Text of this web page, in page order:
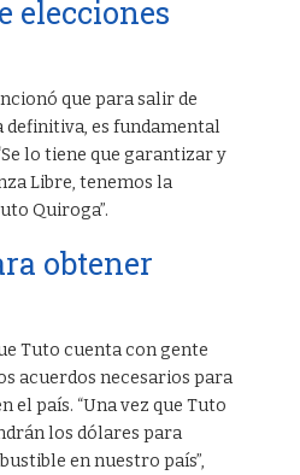
elecciones
que para salir de
definitiva, es fundamental
lo tiene que garantizar y
Libre, tenemos la
Quiroga”.
obtener
Tuto cuenta con gente
acuerdos necesarios para
el país. “Una vez que Tuto
los dólares para
en nuestro país”,